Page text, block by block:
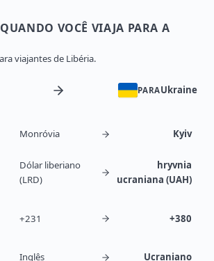
VOCÊ VIAJA PARA A
viajantes de Libéria.
PARAUkraine
Monróvia Kyiv
Dólar liberiano
(LRD)
hryvnia
ucraniana (UAH)
+231 +380
Inglês Ucraniano